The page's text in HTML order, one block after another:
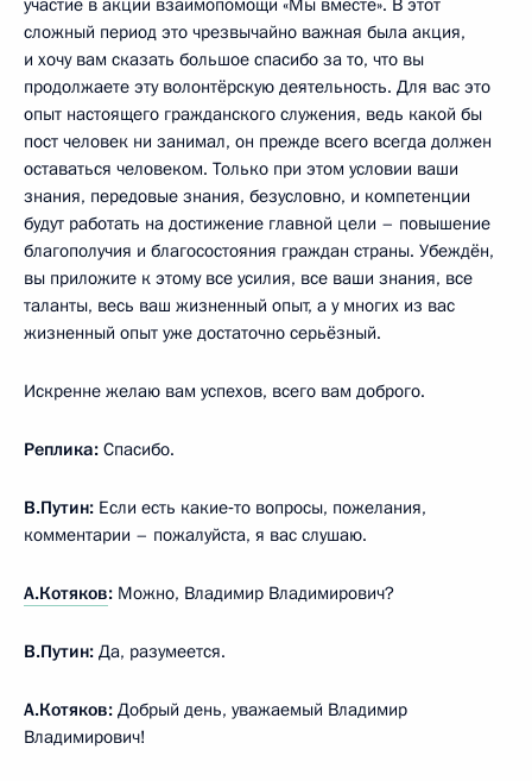
сложный период это чрезвычайно важная была акция,
и хочу вам сказать большое спасибо за то, что вы
продолжаете эту волонтёрскую деятельность. Для вас это
опыт настоящего гражданского служения, ведь какой бы
пост человек ни занимал, он прежде всего всегда должен
оставаться человеком. Только при этом условии ваши
знания, передовые знания, безусловно, и компетенции
будут работать на достижение главной цели – повышение
благополучия и благосостояния граждан страны. Убеждён,
вы приложите к этому все усилия, все ваши знания, все
таланты, весь ваш жизненный опыт, а у многих из вас
жизненный опыт уже достаточно серьёзный.
Искренне желаю вам успехов, всего вам доброго.
Реплика: Спасибо.
В.Путин: Если есть какие‑то вопросы, пожелания,
комментарии – пожалуйста, я вас слушаю.
А.Котяков: Можно, Владимир Владимирович?
В.Путин: Да, разумеется.
А.Котяков: Добрый день, уважаемый Владимир
Владимирович!